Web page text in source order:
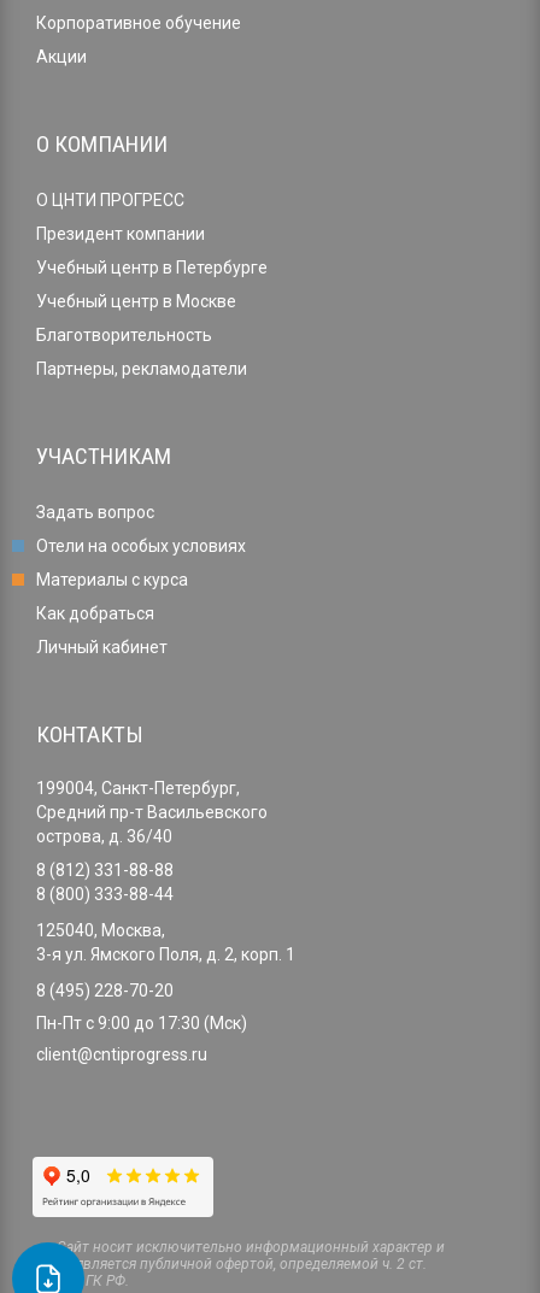
Корпоративное обучение
Акции
О КОМПАНИИ
О ЦНТИ ПРОГРЕСС
Президент компании
Учебный центр в Петербурге
Учебный центр в Москве
Благотворительность
Партнеры, рекламодатели
УЧАСТНИКАМ
Задать вопрос
Отели на особых условиях
Материалы с курса
Как добраться
Личный кабинет
КОНТАКТЫ
199004, Санкт-Петербург,
Средний пр-т Васильевского
острова, д. 36/40
8 (812) 331-88-88
8 (800) 333-88-44
125040, Москва,
3-я ул. Ямского Поля, д. 2, корп. 1
8 (495) 228-70-20
Пн-Пт с 9:00 до 17:30 (Мск)
client@cntiprogress.ru
Cайт носит исключительно информационный характер и
не является публичной офертой, определяемой ч. 2 ст.
437 ГК РФ.